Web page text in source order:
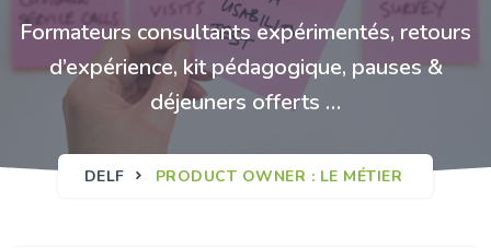
Formateurs consultants expérimentés, retours
d’expérience, kit pédagogique, pauses &
déjeuners offerts …
DELF PRODUCT OWNER : LE MÉTIER